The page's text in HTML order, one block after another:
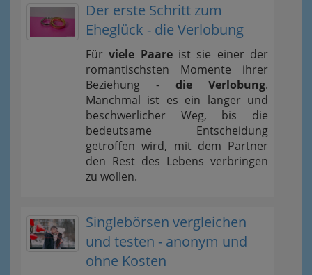
Der erste Schritt zum
Eheglück - die Verlobung
Fürviele Paareist sie einer der
romantischsten Momente ihrer
Beziehung - die Verlobung.
Manchmal ist es ein langer und
beschwerlicher Weg, bis die
bedeutsame Entscheidung
getroffen wird, mit dem Partner
den Rest des Lebens verbringen
zu wollen.
Singlebörsen vergleichen
und testen - anonym und
ohne Kosten